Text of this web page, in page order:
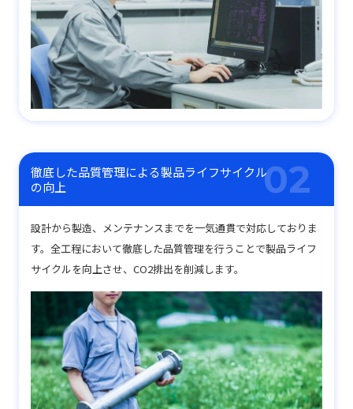
徹底した品質管理による製品ライフサイクル
の向上
設計から製造、メンテナンスまでを一気通貫で対応しておりま
す。全工程において徹底した品質管理を行うことで製品ライフ
サイクルを向上させ、CO2排出を削減します。